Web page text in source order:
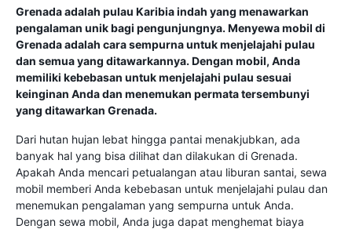
Grenada adalah pulau Karibia indah yang menawarkan
pengalaman unik bagi pengunjungnya. Menyewa mobil di
Grenada adalah cara sempurna untuk menjelajahi pulau
dan semua yang ditawarkannya. Dengan mobil, Anda
memiliki kebebasan untuk menjelajahi pulau sesuai
keinginan Anda dan menemukan permata tersembunyi
yang ditawarkan Grenada.
Dari hutan hujan lebat hingga pantai menakjubkan, ada
banyak hal yang bisa dilihat dan dilakukan di Grenada.
Apakah Anda mencari petualangan atau liburan santai, sewa
mobil memberi Anda kebebasan untuk menjelajahi pulau dan
menemukan pengalaman yang sempurna untuk Anda.
Dengan sewa mobil, Anda juga dapat menghemat biaya